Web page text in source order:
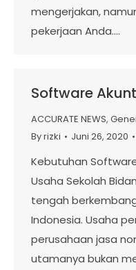
mengerjakan,
pekerjaan Anda.…
Software
ACCURATE NEWS,
Byrizki Juni 26, 2020
Kebutuhan
Usaha Sekolah
tengah
Indonesia. Usaha
perusahaan jasa
utamanya bukan